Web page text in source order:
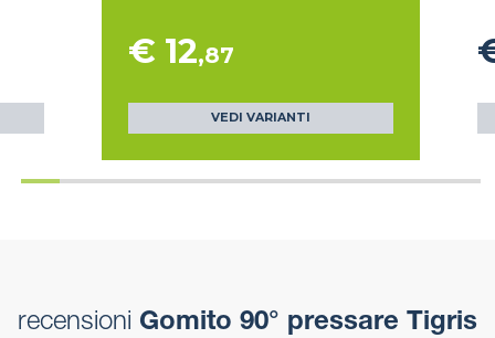
€ 12,87
VEDI VARIANTI
recensioni Gomito 90° pressare Tigris